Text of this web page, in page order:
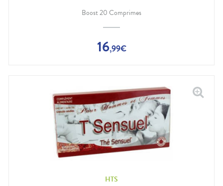
Boost 20 Comprimes
16,99€
HTS